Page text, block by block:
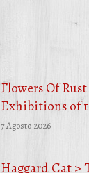
Flowers Of
Exhibitions of
7 Agosto 2026
Haggard Cat >